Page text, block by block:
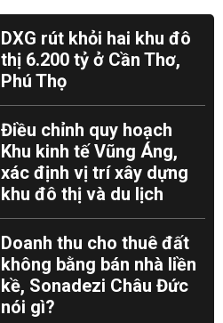
DXG rút khỏi hai khu đô
thị 6.200 tỷ ở Cần Thơ,
Phú Thọ
Điều chỉnh quy hoạch
Khu kinh tế Vũng Áng,
xác định vị trí xây dựng
khu đô thị và du lịch
Doanh thu cho thuê đất
không bằng bán nhà liền
kề, Sonadezi Châu Đức
nói gì?